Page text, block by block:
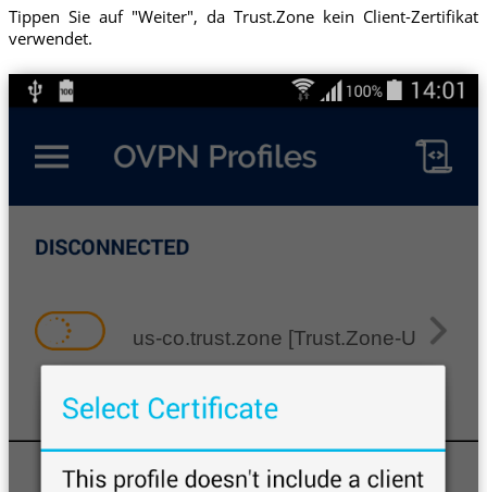
Tippen Sie auf "Weiter", da Trust.Zone kein Client-Zertifikat
verwendet.
us-co.trust.zone [Trust.Zone-United-